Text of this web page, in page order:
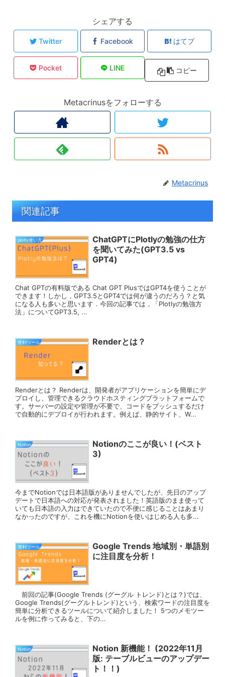
シェアする
Twitter Facebook はてブ
Pocket LINE コピー
Metacrinusをフォローする
Metacrinus
関連記事
plotly使い方
ChatGPTにPlotlyの勉強の仕方
を聞いてみた(GPT3.5 vs
GPT4)
Chat GPTの有料版である Chat GPT PlusではGPT4を使うことが
できます！しかし，GPT3.5とGPT4では何が違うのだろう？と気
になる人も多いと思います．今回の記事では，「Plotlyの勉強方
法」についてGPT3.5, ...
便利ツール Renderとは？
Renderとは？ Renderは、開発者がアプリケーションを簡単にデ
プロイし、管理できるクラウドホスティングプラットフォームで
す。サーバーの設定や管理が不要で、コードをプッシュするだけ
で自動的にデプロイが行われます。例えば、静的サイト、W...
Notion
Notionのここが良い！(ベスト
3)
今までNotionでは日本語版がありませんでしたが、先日のアップ
デートで日本語への対応が発表されました！英語版のまま使って
いても日本語の入力はできていたので不便に感じることはあまり
なかったのですが、これを機にNotionを使いはじめる人も多...
便利ツール
Google Trends 地域別・単語別
に注目度を分析！
前回の記事(Google Trends (グーグル トレンド)とは？)では、
Google Trends(グーグルトレンド)という、検索ワードの注目度を
簡単に分析できるツールについて紹介しました！ 5つのメモツー
ルを例に作ってみると、下の...
Notion
Notion 新機能！ (2022年11月
版: テーブルビューのアップデー
ト！！)